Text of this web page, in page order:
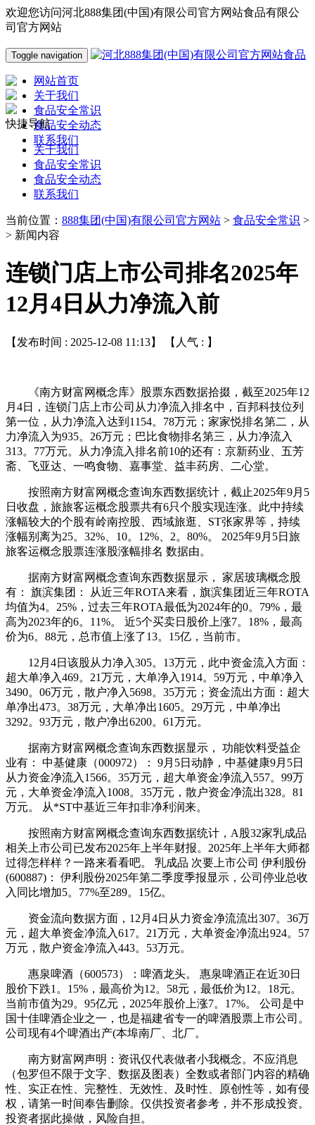
欢迎您访问河北888集团(中国)有限公司官方网站食品有限公
司官方网站
Toggle navigation
网站首页
关于我们
食品安全常识
食品安全动态
联系我们
快捷导航
关于我们
食品安全常识
食品安全动态
联系我们
当前位置： 888集团(中国)有限公司官方网站 > 食品安全常识 >
> 新闻内容
连锁门店上市公司排名2025年
12月4日从力净流入前
【发布时间 : 2025-12-08 11:13】 【人气 : 】
《南方财富网概念库》股票东西数据拾掇，截至2025年12
月4日，连锁门店上市公司从力净流入排名中，百邦科技位列
第一位，从力净流入达到1154。78万元；家家悦排名第二，从
力净流入为935。26万元；巴比食物排名第三，从力净流入
313。77万元。从力净流入排名前10的还有：京新药业、五芳
斋、飞亚达、一鸣食物、嘉事堂、益丰药房、二心堂。
按照南方财富网概念查询东西数据统计，截止2025年9月5
日收盘，旅旅客运概念股票共有6只个股实现连涨。此中持续
涨幅较大的个股有岭南控股、西域旅逛、ST张家界等，持续
涨幅别离为25。32%、10。12%、2。80%。 2025年9月5日旅
旅客运概念股票连涨股涨幅排名 数据由。
据南方财富网概念查询东西数据显示， 家居玻璃概念股
有： 旗滨集团： 从近三年ROTA来看，旗滨集团近三年ROTA
均值为4。25%，过去三年ROTA最低为2024年的0。79%，最
高为2023年的6。11%。 近5个买卖日股价上涨7。18%，最高
价为6。88元，总市值上涨了13。15亿，当前市。
12月4日该股从力净入305。13万元，此中资金流入方面：
超大单净入469。21万元，大单净入1914。59万元，中单净入
3490。06万元，散户净入5698。35万元；资金流出方面：超大
单净出473。38万元，大单净出1605。29万元，中单净出
3292。93万元，散户净出6200。61万元。
据南方财富网概念查询东西数据显示， 功能饮料受益企
业有： 中基健康（000972）： 9月5日动静，中基健康9月5日
从力资金净流入1566。35万元，超大单资金净流入557。99万
元，大单资金净流入1008。35万元，散户资金净流出328。81
万元。 从*ST中基近三年扣非净利润来。
按照南方财富网概念查询东西数据统计，A股32家乳成品
相关上市公司已发布2025年上半年财报。2025年上半年大师都
过得怎样样？一路来看看吧。 乳成品 次要上市公司 伊利股份
(600887)： 伊利股份2025年第二季度季报显示，公司停业总收
入同比增加5。77%至289。15亿。
资金流向数据方面，12月4日从力资金净流流出307。36万
元，超大单资金净流入617。21万元，大单资金净流出924。57
万元，散户资金净流入443。53万元。
惠泉啤酒（600573）：啤酒龙头。 惠泉啤酒正在近30日
股价下跌1。15%，最高价为12。58元，最低价为12。18元。
当前市值为29。95亿元，2025年股价上涨7。17%。 公司是中
国十佳啤酒企业之一，也是福建省专一的啤酒股票上市公司。
公司现有4个啤酒出产(本埠南厂、北厂。
南方财富网声明：资讯仅代表做者小我概念。不应消息
（包罗但不限于文字、数据及图表）全数或者部门内容的精确
性、实正在性、完整性、无效性、及时性、原创性等，如有侵
权，请第一时间奉告删除。仅供投资者参考，并不形成投资。
投资者据此操做，风险自担。